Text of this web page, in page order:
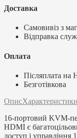
Доставка
Самовивіз з
Відправка
Оплата
Післяплата на
Безготівкова
ОписХарактеристики
16-портовий KVM-
HDMI є
доступ і